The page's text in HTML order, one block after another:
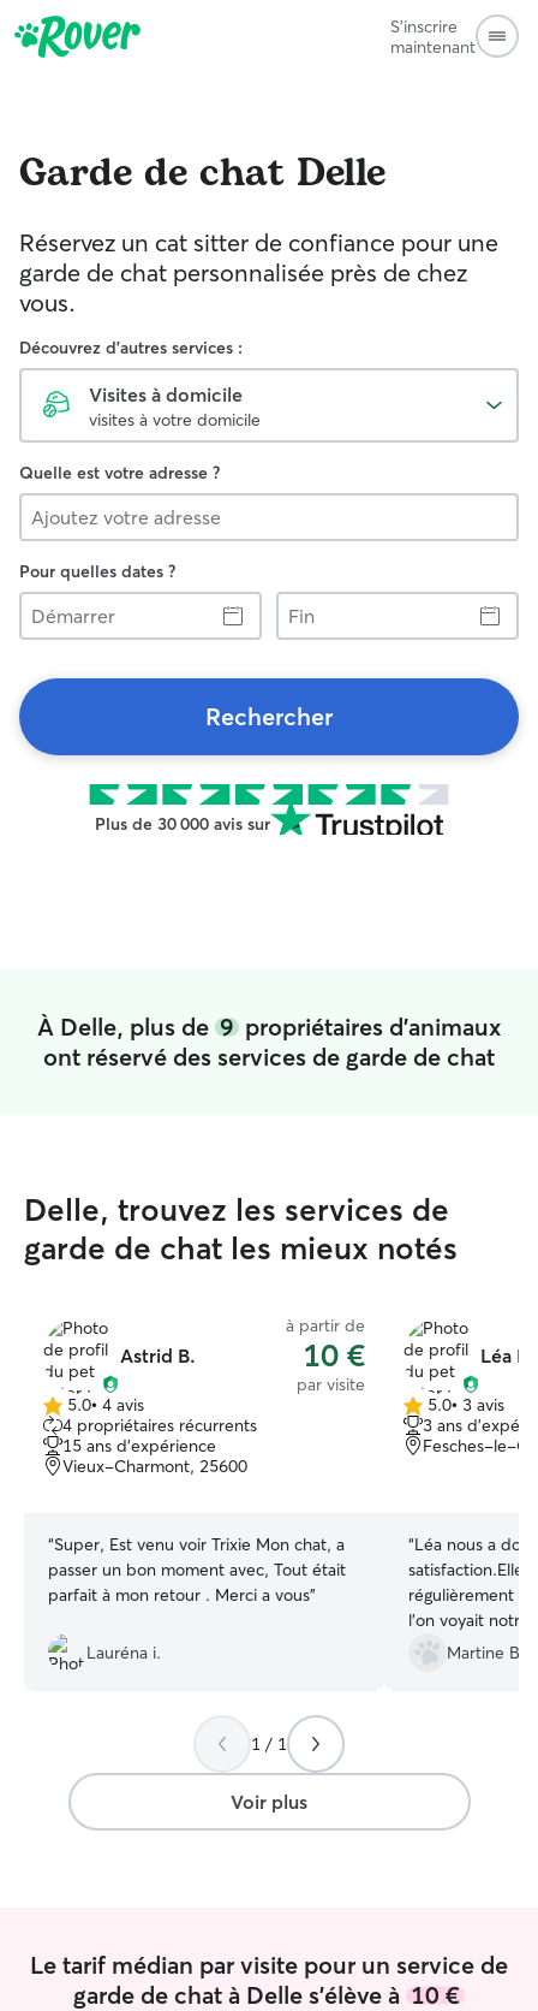
S'inscrire
maintenant
Garde de chat Delle
Réservez un cat sitter de confiance pour une
garde de chat personnalisée près de chez
vous.
Découvrez d'autres services :
Visites à domicile
visites à votre domicile
Quelle est votre adresse ?
Pour quelles dates ?
Démarrer
Fin
Rechercher
Plus de 30 000 avis sur
À Delle, plus de 9propriétaires d'animaux
ont réservé des services de garde de chat
Delle, trouvez les services de
garde de chat les mieux notés
Astrid B.
à partir de
10 €
par visite
5.0 étoile(s)
sur
5
5.0• 4 avis
4 propriétaires récurrents
15 ans d'expérience
Vieux-Charmont, 25600
“Super, Est venu voir Trixie Mon chat, a
passer un bon moment avec, Tout était
parfait à mon retour . Merci a vous”
Lauréna i.
Léa K.
5.0 étoile(s)
sur
5
5.0• 3 avis
3 ans
Fesches-le-
“Léa nous a
satisfaction.Elle
régulièrement
l'on voyait notre
toute
avons trouvé
Martine B.
1 / 1
Voir plus
Le tarif médian par visite pour un service de
garde de chat à Delle s'élève à 10 €